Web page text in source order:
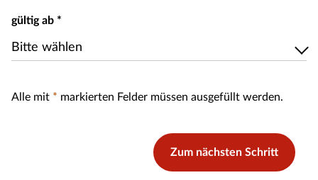
gültig ab *
Bitte wählen
Bitte wählen
Alle mit * markierten Felder müssen ausgefüllt werden.
Zum nächsten Schritt